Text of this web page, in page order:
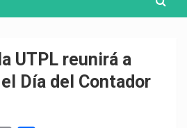
UTPL reunirá a
Día del Contador